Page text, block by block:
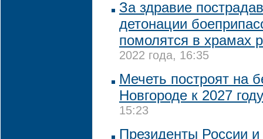
За здравие
детонации
помолятся в храмах
2022 года, 16:35
Мечеть построят на
Новгороде к 2027 году
15:23
Президенты России